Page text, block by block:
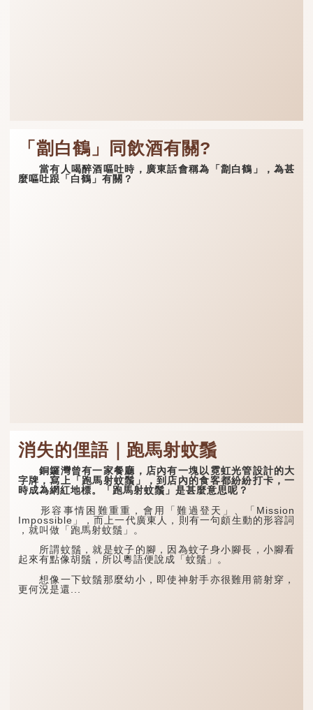
「劏白鶴」同飲酒有關?
當有人喝醉酒嘔吐時，廣東話會稱為「劏白鶴」，為甚
麼嘔吐跟「白鶴」有關？
消失的俚語｜跑馬射蚊鬚
銅鑼灣曾有一家餐廳，店內有一塊以霓虹光管設計的大
字牌，寫上「跑馬射蚊鬚」，到店內的食客都紛紛打卡，一
時成為網紅地標。「跑馬射蚊鬚」是甚麼意思呢？
形容事情困難重重，會用「難過登天」、「Mission
Impossible」，而上一代廣東人，則有一句頗生動的形容詞
，就叫做「跑馬射蚊鬚」。
所謂蚊鬚，就是蚊子的腳，因為蚊子身小腳長，小腳看
起來有點像胡鬚，所以粵語便說成「蚊鬚」。
想像一下蚊鬚那麼幼小，即使神射手亦很難用箭射穿，
更何況是還...